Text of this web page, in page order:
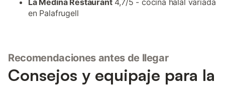
La Medina Restaurant4,7/5 - cocina halal variada
en Palafrugell
Recomendaciones antes de llegar
Consejos y equipaje para la